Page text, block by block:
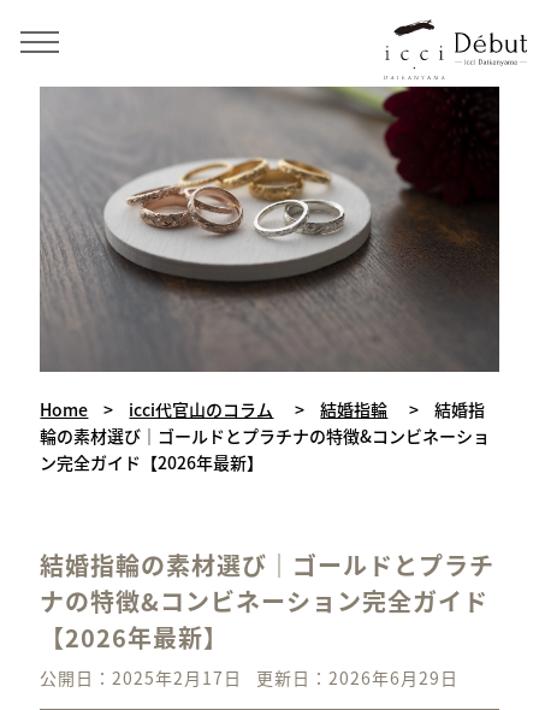
手作り結婚指輪・婚約指輪・ペアリング icci 代官山
Home > icci代官山のコラム > 結婚指輪 >
結婚指
輪の素材選び｜ゴールドとプラチナの特徴&コンビネーショ
ン完全ガイド【2026年最新】
結婚指輪の素材選び｜ゴールドとプラチ
ナの特徴&コンビネーション完全ガイド
【2026年最新】
公開日：2025年2月17日 更新日：2026年6月29日